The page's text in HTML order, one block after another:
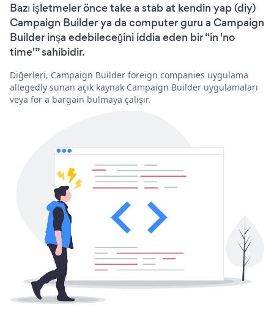
Bazı işletmeler önce take a stab at kendin yap (diy)
Campaign Builder ya da computer guru a Campaign
Builder inşa edebileceğini iddia eden bir “in 'no
time'” sahibidir.
Diğerleri, Campaign Builder foreign companies uygulama
allegedly sunan açık kaynak Campaign Builder uygulamaları
veya for a bargain bulmaya çalışır.